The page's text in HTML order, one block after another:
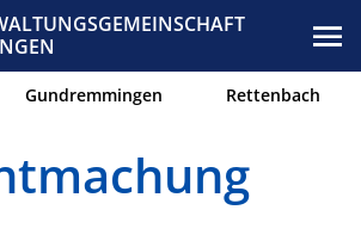
Gundremmingen Rettenbach